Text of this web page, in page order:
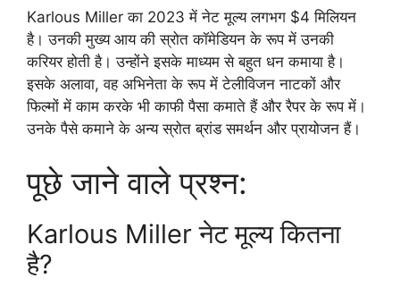
Karlous Miller का 2023 में नेट मूल्य लगभग $4 मिलियन
है। उनकी मुख्य आय की स्रोत कॉमेडियन के रूप में उनकी
करियर होती है। उन्होंने इसके माध्यम से बहुत धन कमाया है।
इसके अलावा, वह अभिनेता के रूप में टेलीविजन नाटकों और
फिल्मों में काम करके भी काफी पैसा कमाते हैं और रैपर के रूप में।
उनके पैसे कमाने के अन्य स्रोत ब्रांड समर्थन और प्रायोजन हैं।
पूछे जाने वाले प्रश्न:
Karlous Miller नेट मूल्य कितना
है?